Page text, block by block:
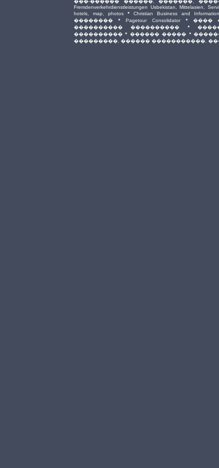
���-������ ������, �������,
Fremdenverkehrdienstleistungen Usbekistan, Mittelasien,
hotels, map, photos *Christian Business and
�������� * Pagetour Consolidator* ����
���������� ���������� *
���������� * ������ ����� *
���������, ������ �����������,